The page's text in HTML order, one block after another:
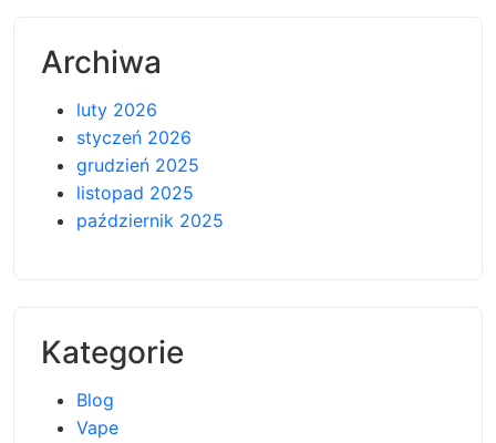
Archiwa
luty 2026
styczeń 2026
grudzień 2025
listopad 2025
październik 2025
Kategorie
Blog
Vape